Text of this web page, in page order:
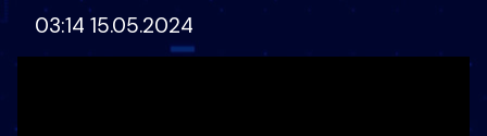
03:14 15.05.2024